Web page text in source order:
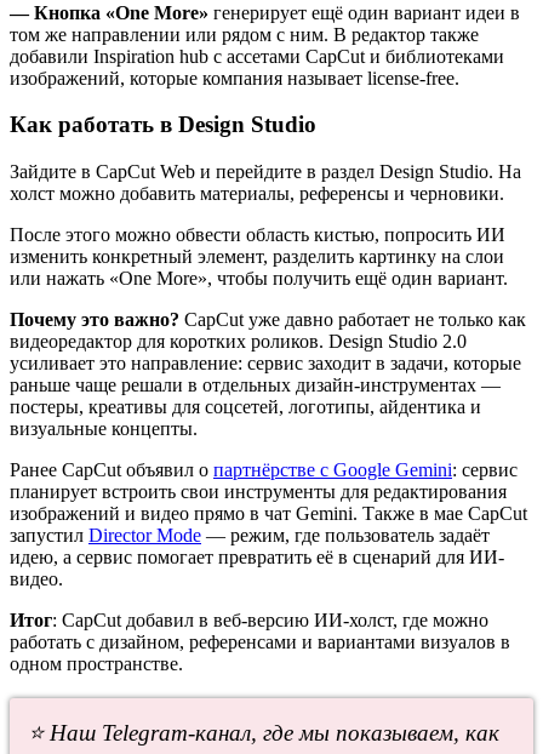
— Кнопка «One More» генерирует ещё один вариант идеи в
том же направлении или рядом с ним. В редактор также
добавили Inspiration hub с ассетами CapCut и библиотеками
изображений, которые компания называет license-free.
Как работать в Design Studio
Зайдите в CapCut Web и перейдите в раздел Design Studio. На
холст можно добавить материалы, референсы и черновики.
После этого можно обвести область кистью, попросить ИИ
изменить конкретный элемент, разделить картинку на слои
или нажать «One More», чтобы получить ещё один вариант.
Почему это важно? CapCut уже давно работает не только как
видеоредактор для коротких роликов. Design Studio 2.0
усиливает это направление: сервис заходит в задачи, которые
раньше чаще решали в отдельных дизайн-инструментах —
постеры, креативы для соцсетей, логотипы, айдентика и
визуальные концепты.
Ранее CapCut объявил о партнёрстве с Google Gemini: сервис
планирует встроить свои инструменты для редактирования
изображений и видео прямо в чат Gemini. Также в мае CapCut
запустил Director Mode — режим, где пользователь задаёт
идею, а сервис помогает превратить её в сценарий для ИИ-
видео.
Итог: CapCut добавил в веб-версию ИИ-холст, где можно
работать с дизайном, референсами и вариантами визуалов в
одном пространстве.
⭐ Наш Telegram-канал, где мы показываем, как